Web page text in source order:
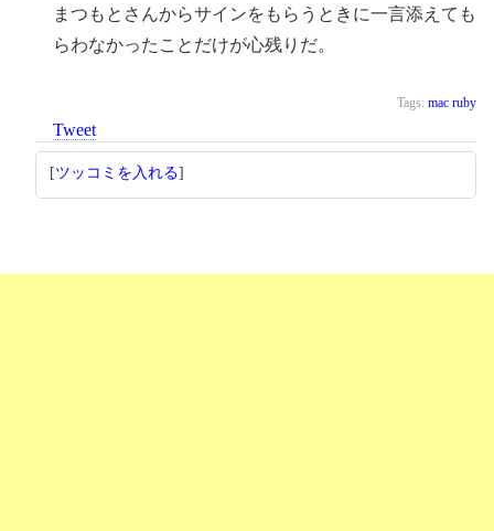
まつもとさんからサインをもらうときに一言添えても
らわなかったことだけが心残りだ。
Tags: mac ruby
Tweet
[ツッコミを入れる]